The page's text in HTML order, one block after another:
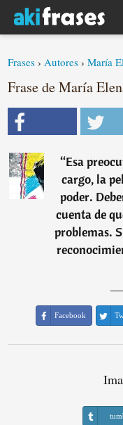
Frases ›Autores ›María
Frase de María
“Esa
cargo, la
poder.
cuenta de
problemas.
―
Facebook